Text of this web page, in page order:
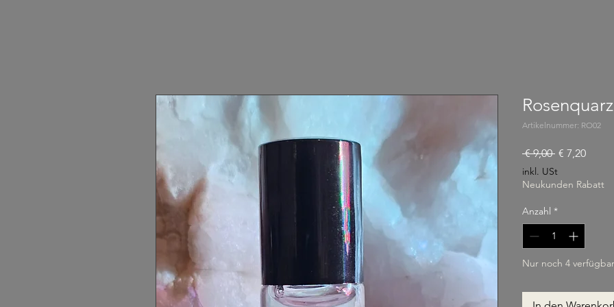
Artikelnummer: RO02
€ 9,00 € 7,20Sale-
inkl. USt
Neukunden Rabatt
Anzahl *
Nur noch 4 verfügbar